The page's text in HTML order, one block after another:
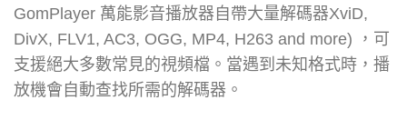
GomPlayer 萬能影音播放器自帶大量解碼器XviD,
DivX, FLV1, AC3, OGG, MP4, H263 and more) ，可
支援絕大多數常見的視頻檔。當遇到未知格式時，播
放機會自動查找所需的解碼器。